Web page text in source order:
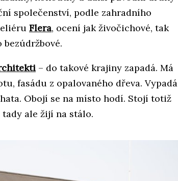
společenství, podle zahradního
Flera, ocení jak živočichové, tak
– do takové krajiny zapadá. Má
fasádu z opalovaného dřeva. Vypadá
Obojí se na místo hodí. Stojí totiž
ale žijí na stálo.